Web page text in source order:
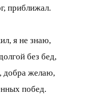
приближал.
я не знаю,
без бед,
добра желаю,
побед.